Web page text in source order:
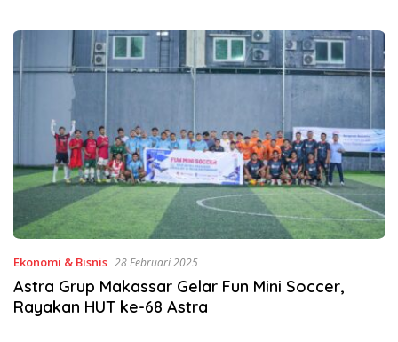
Ekonomi & Bisnis 28 Februari 2025
Astra Grup Makassar Gelar Fun Mini Soccer,
Rayakan HUT ke-68 Astra